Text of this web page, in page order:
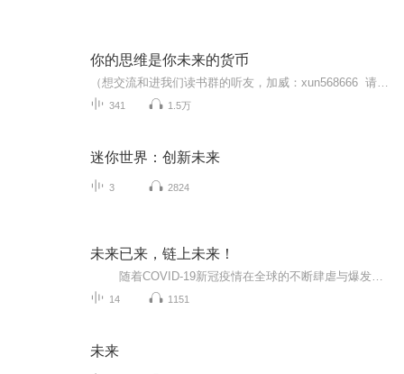
你的思维是你未来的货币
341 1.5万
迷你世界：创新未来
3 2824
未来已来，链上未来！
14 1151
未来